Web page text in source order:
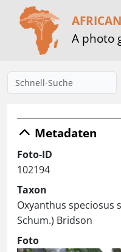
A photo
Metadaten
Foto-ID
102194
Taxon
Oxyanthus speciosus
Schum.) Bridson
Foto